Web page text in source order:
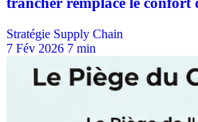
Stratégie Supply Chain
7 Fév 2026 7 min